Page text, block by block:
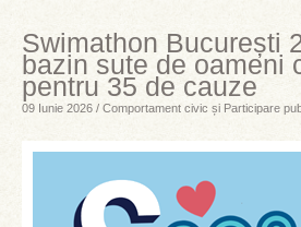
Swimathon București
bazin sute de oameni
pentru 35 de cauze
09 Iunie 2026 / Comportament civic și Participare